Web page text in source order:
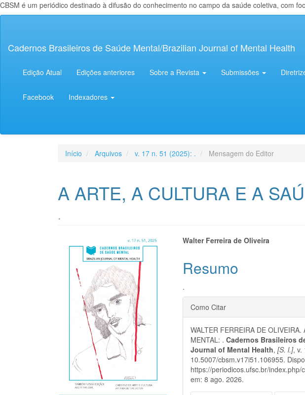
CBSM é um periódico destinado à difusão do conhecimento no campo da saúde coletiva, com
principal
Lateral
Cadernos Brasileiros de Saúde Mental/Brazilian Journal of Mental Health
Edição Atual Edições anteriores Sobre a Revista Submissões
Facebook Indexadores
Início Arquivos v. 17 n. 51 (2025): . Mensagem do Editor
A ARTE, A CULTURA E A
.
Barra
lateral
artigos
Conteúdo
do
artigo
principal
Walter Ferreira de Oliveira
Resumo
.
Detalhes
do
artigo
Como Citar
WALTER FERREIRA DE
MENTAL: .Cadernos Brasileiros
Journal of Mental Health,[S. l.], v.
10.5007/cbsm.v17i51.106955.
https://periodicos.ufsc.br/
em: 8 ago. 2026.